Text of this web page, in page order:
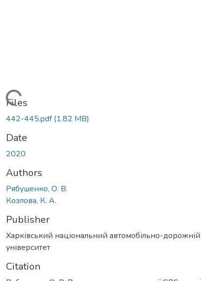
Loading...
Files
442-445.pdf(1.82 MB)
Date
2020
Authors
Рябушенко, О. В.
Козлова, К. А.
Publisher
Харківський національний автомобільно-дорожній
університет
Citation